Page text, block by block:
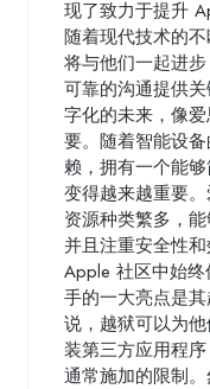
现了致力于提升
随着现代技术的
将与他们一起进
可靠的沟通提供
字化的未来，像
要。随着智能设
赖，拥有一个能
变得越来越重要
资源种类繁多，
并且注重安全性
Apple 社区中始
手的一大亮点是
说，越狱可以为
装第三方应用程
通常施加的限制